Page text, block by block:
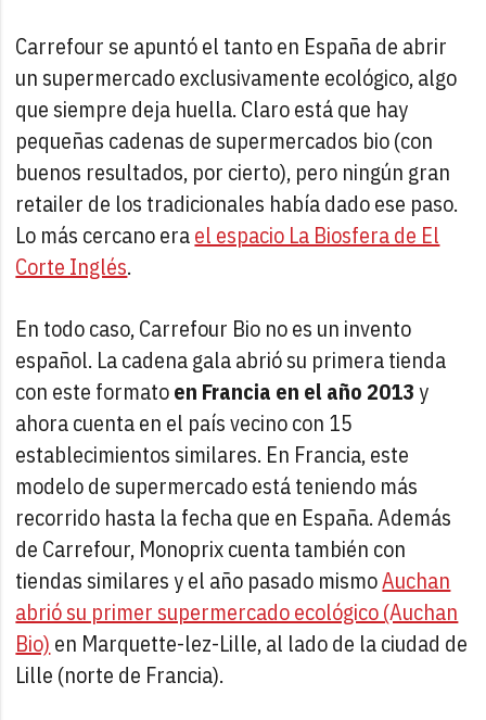
Carrefour se apuntó el tanto en España de abrir
un supermercado exclusivamente ecológico, algo
que siempre deja huella. Claro está que hay
pequeñas cadenas de supermercados bio (con
buenos resultados, por cierto), pero ningún gran
retailer de los tradicionales había dado ese paso.
Lo más cercano erael espacio La Biosfera de El
Corte Inglés.
En todo caso, Carrefour Bio no es un invento
español. La cadena gala abrió su primera tienda
con este formatoen Francia en el año 2013y
ahora cuenta en el país vecino con 15
establecimientos similares. En Francia, este
modelo de supermercado está teniendo más
recorrido hasta la fecha que en España. Además
de Carrefour, Monoprix cuenta también con
tiendas similares y el año pasado mismoAuchan
abrió su primer supermercado ecológico (Auchan
Bio) en Marquette-lez-Lille, al lado de la ciudad de
Lille (norte de Francia).